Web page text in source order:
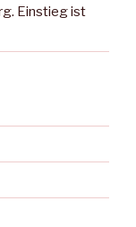
Einstieg ist